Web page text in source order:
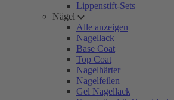
Lippenstift-Sets
Nägel
Alle anzeigen
Nagellack
Base Coat
Top Coat
Nagelhärter
Nagelfeilen
Gel Nagellack